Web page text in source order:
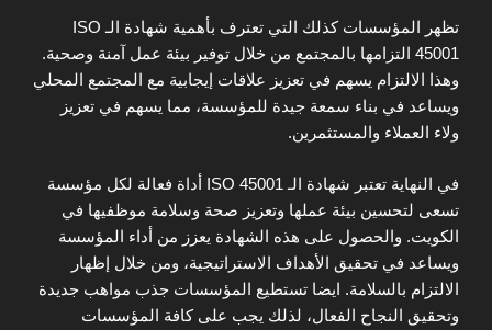
تظهر المؤسسات كذلك التي تعترف بأهمية شهادة الـ ISO
45001 التزامها بالمجتمع من خلال توفير بيئة عمل آمنة وصحية.
وهذا الالتزام يسهم في تعزيز علاقات إيجابية مع المجتمع المحلي
ويساعد في بناء سمعة جيدة للمؤسسة، مما يسهم في تعزيز
ولاء العملاء والمستثمرين.
في النهاية تعتبر شهادة الـ ISO 45001 أداة فعالة لكل مؤسسة
تسعى لتحسين بيئة عملها وتعزيز صحة وسلامة موظفيها في
الكويت. والحصول على هذه الشهادة يعزز من أداء المؤسسة
ويساعد في تحقيق الأهداف الاستراتيجية، ومن خلال إظهار
الالتزام بالسلامة. ايضا تستطيع المؤسسات جذب مواهب جديدة
وتحقيق النجاح الفعال، لذلك يجب على كافة المؤسسات